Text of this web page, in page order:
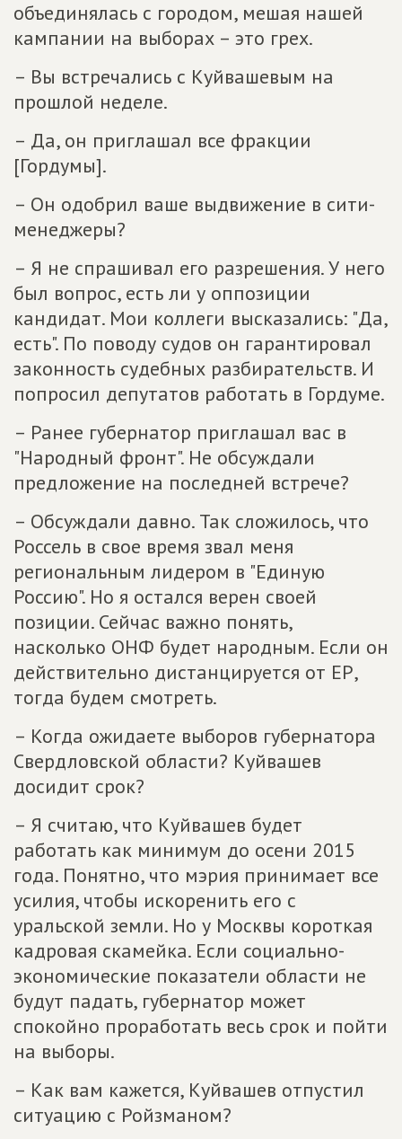
объединялась с городом, мешая нашей
кампании на выборах – это грех.
– Вы встречались с Куйвашевым на
прошлой неделе.
– Да, он приглашал все фракции
[Гордумы].
– Он одобрил ваше выдвижение в сити-
менеджеры?
– Я не спрашивал его разрешения. У него
был вопрос, есть ли у оппозиции
кандидат. Мои коллеги высказались: "Да,
есть". По поводу судов он гарантировал
законность судебных разбирательств. И
попросил депутатов работать в Гордуме.
– Ранее губернатор приглашал вас в
"Народный фронт". Не обсуждали
предложение на последней встрече?
– Обсуждали давно. Так сложилось, что
Россель в свое время звал меня
региональным лидером в "Единую
Россию". Но я остался верен своей
позиции. Сейчас важно понять,
насколько ОНФ будет народным. Если он
действительно дистанцируется от ЕР,
тогда будем смотреть.
– Когда ожидаете выборов губернатора
Свердловской области? Куйвашев
досидит срок?
– Я считаю, что Куйвашев будет
работать как минимум до осени 2015
года. Понятно, что мэрия принимает все
усилия, чтобы искоренить его с
уральской земли. Но у Москвы короткая
кадровая скамейка. Если социально-
экономические показатели области не
будут падать, губернатор может
спокойно проработать весь срок и пойти
на выборы.
– Как вам кажется, Куйвашев отпустил
ситуацию с Ройзманом?